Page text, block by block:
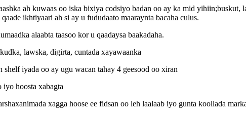
ah kuwaas oo iska bixiya codsiyo badan oo ay ka mid
ikhtiyaari ah si ay u fududaato maaraynta bacaha culus.
alaabta taasoo kor u qaadaysa baakadaha.
lawska, digirta, cuntada xayawaanka
shelf iyada oo ay ugu wacan tahay 4 geesood oo xiran
hoosta xabagta
xagga hoose ee fidsan oo leh laalaab iyo gunta koollada